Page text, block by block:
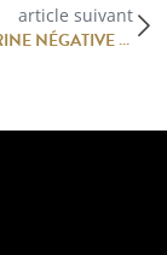
article suivant
OCF : VITRINE NÉGATIVE VENTILÉE, L’ALLIANCE PARFAITE ENTRE TECHNOLOGIE ET GOURMANDISE